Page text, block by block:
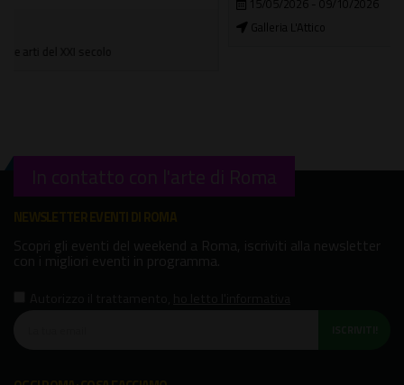
In contatto con l'arte di Roma